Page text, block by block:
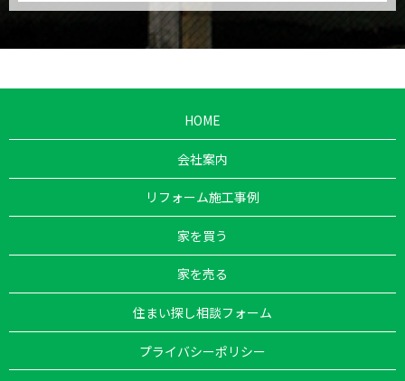
HOME
会社案内
リフォーム施工事例
家を買う
家を売る
住まい探し相談フォーム
プライバシーポリシー